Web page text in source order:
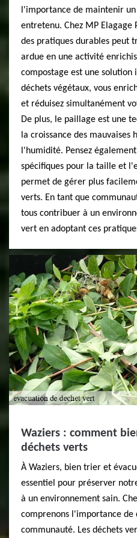
l'importance de maintenir
entretenu. Chez MP Elagage
des pratiques durables peut
ardue en une activité
compostage est une solution
déchets végétaux, vous
et réduisez simultanément
De plus, le paillage est une
la croissance des mauvaises
l'humidité. Pensez
spécifiques pour la taille et
permet de gérer plus
verts. En tant que
tous contribuer à un
vert en adoptant ces
Waziers : comment
déchets verts
À Waziers, bien trier et
essentiel pour préserver
à un environnement sain.
comprenons l'importance de
communauté. Les déchets